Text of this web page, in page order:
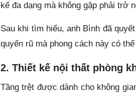
kế đa dạng mà không gặp phải trở
Sau khi tìm hiểu, anh Bình đã
quyến rũ mà phong cách này có
2. Thiết kế nội thất phòng
Tầng trệt được dành cho không